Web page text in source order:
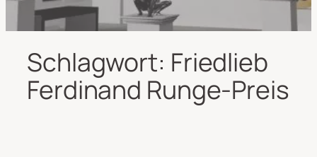
Schlagwort: Friedlieb
Ferdinand Runge-Preis